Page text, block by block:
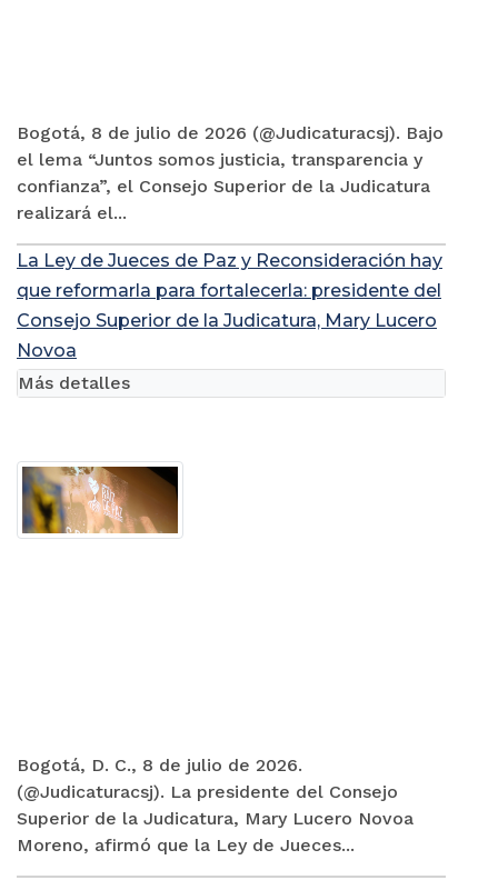
Bogotá, 8 de julio de 2026 (@Judicaturacsj). Bajo
el lema “Juntos somos justicia, transparencia y
confianza”, el Consejo Superior de la Judicatura
realizará el...
La Ley de Jueces de Paz y Reconsideración hay
que reformarla para fortalecerla: presidente del
Consejo Superior de la Judicatura, Mary Lucero
Novoa
Bogotá, D. C., 8 de julio de 2026.
(@Judicaturacsj). La presidente del Consejo
Superior de la Judicatura, Mary Lucero Novoa
Moreno, afirmó que la Ley de Jueces...
Más detalles